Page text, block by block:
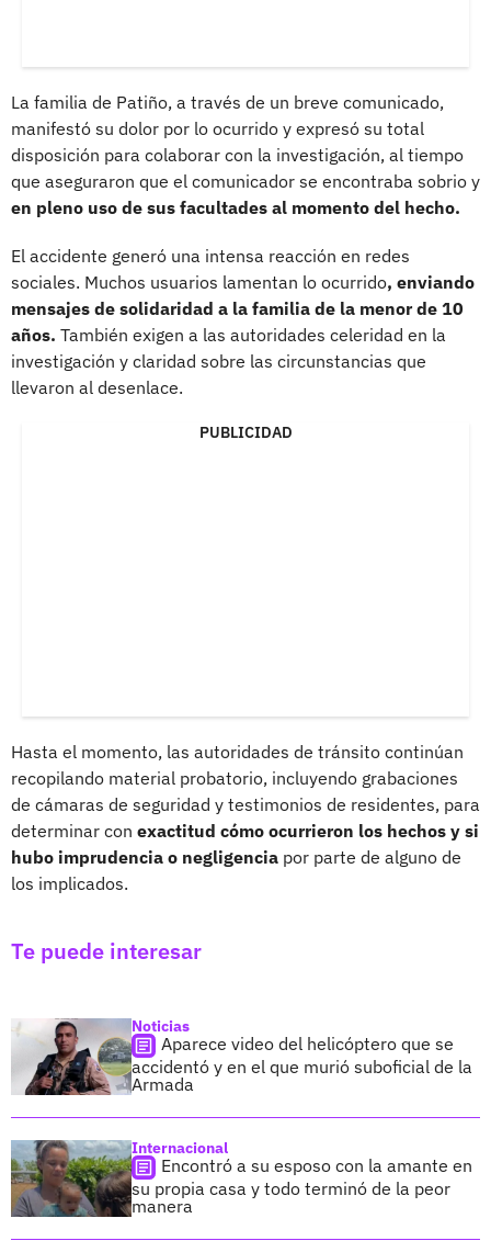
La familia de Patiño, a través de un breve comunicado,
manifestó su dolor por lo ocurrido y expresó su total
disposición para colaborar con la investigación, al tiempo
que aseguraron que el comunicador se encontraba sobrio y
en pleno uso de sus facultades al momento del hecho.
El accidente generó una intensa reacción en redes
sociales. Muchos usuarios lamentan lo ocurrido, enviando
mensajes de solidaridad a la familia de la menor de 10
años. También exigen a las autoridades celeridad en la
investigación y claridad sobre las circunstancias que
llevaron al desenlace.
PUBLICIDAD
Hasta el momento, las autoridades de tránsito continúan
recopilando material probatorio, incluyendo grabaciones
de cámaras de seguridad y testimonios de residentes, para
determinar con exactitud cómo ocurrieron los hechos y si
hubo imprudencia o negligencia por parte de alguno de
los implicados.
Te puede interesar
Noticias
Aparece video del helicóptero que se
accidentó y en el que murió suboficial de la
Armada
Internacional
Encontró a su esposo con la amante en
su propia casa y todo terminó de la peor
manera